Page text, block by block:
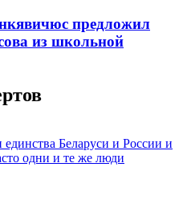
предложил
из школьной
Беларуси и России и
одни и те же люди